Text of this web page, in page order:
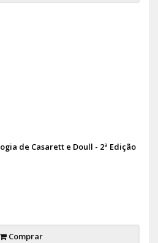
de Casarett e Doull - 2ª Edição
Comprar